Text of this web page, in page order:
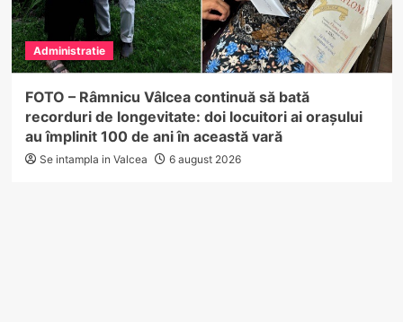
Administratie
FOTO – Râmnicu Vâlcea continuă să bată
recorduri de longevitate: doi locuitori ai orașului
au împlinit 100 de ani în această vară
Se intampla in Valcea 6 august 2026